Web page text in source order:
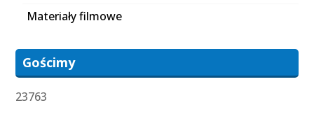
Materiały filmowe
Gościmy
23763